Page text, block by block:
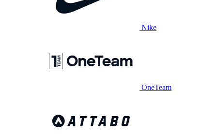
Nike
OneTeam